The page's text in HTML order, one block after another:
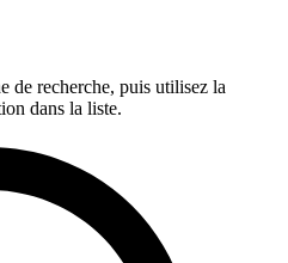
de recherche, puis utilisez la
dans la liste.